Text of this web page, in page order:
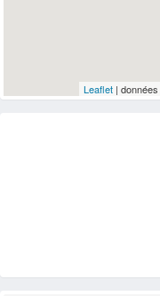
Leaflet| données